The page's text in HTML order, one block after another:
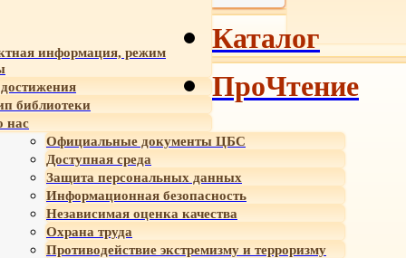
информация, режим
библиотеки
нас
Официальные документы ЦБС
Доступная среда
Защита персональных данных
Информационная безопасность
Независимая оценка качества
Охрана труда
Противодействие экстремизму и терроризму
Каталог
ПроЧтение